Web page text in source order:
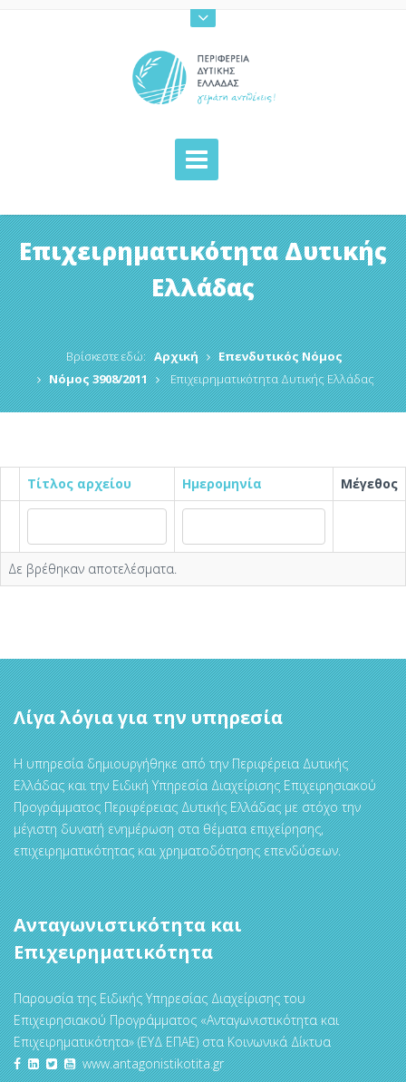
Επιχειρηματικότητα Δυτικής
Ελλάδας
Βρίσκεστε εδώ: Αρχική
Επενδυτικός Νόμος
Νόμος 3908/2011
Επιχειρηματικότητα Δυτικής Ελλάδας
Τίτλος αρχείου Ημερομηνία Μέγεθος
Δε βρέθηκαν αποτελέσματα.
Λίγα λόγια για την υπηρεσία
Η υπηρεσία δημιουργήθηκε από την Περιφέρεια Δυτικής
Ελλάδας και την Ειδική Υπηρεσία Διαχείρισης Επιχειρησιακού
Προγράμματος Περιφέρειας Δυτικής Ελλάδας με στόχο την
μέγιστη δυνατή ενημέρωση στα θέματα επιχείρησης,
επιχειρηματικότητας και χρηματοδότησης επενδύσεων.
Ανταγωνιστικότητα και
Επιχειρηματικότητα
Παρουσία της Ειδικής Υπηρεσίας Διαχείρισης του
Επιχειρησιακού Προγράμματος «Ανταγωνιστικότητα και
Επιχειρηματικότητα» (ΕΥΔ ΕΠΑΕ) στα Κοινωνικά Δίκτυα
www.antagonistikotita.gr